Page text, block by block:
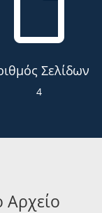
Σελίδων
4